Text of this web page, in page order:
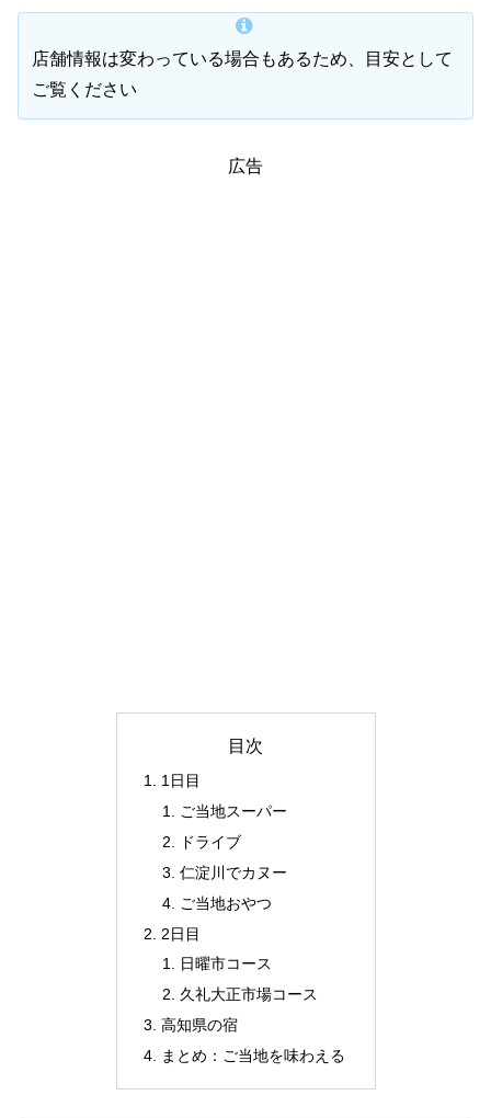
店舗情報は変わっている場合もあるため、目安として
ご覧ください
広告
目次
1日目
ご当地スーパー
ドライブ
仁淀川でカヌー
ご当地おやつ
2日目
日曜市コース
久礼大正市場コース
高知県の宿
まとめ：ご当地を味わえる